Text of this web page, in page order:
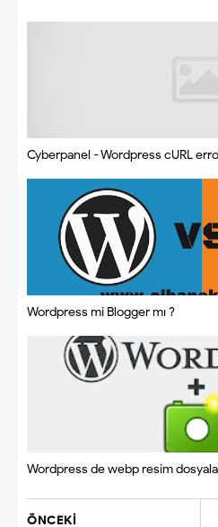
Cyberpanel - Wordpress cURL
Wordpress mi Blogger mı ?
Wordpress de webp resim
ÖNCEKI